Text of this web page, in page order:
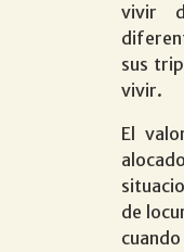
vivir
sus
vivir.
El
de